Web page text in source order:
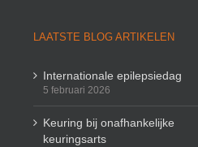
LAATSTE BLOG ARTIKELEN
Internationale epilepsiedag
5 februari 2026
Keuring bij onafhankelijke
keuringsarts